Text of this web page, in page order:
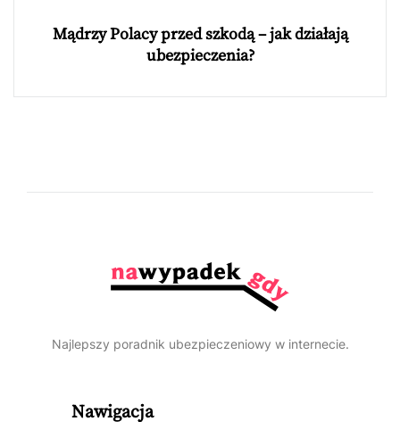
Mądrzy Polacy przed szkodą – jak działają
ubezpieczenia?
Najlepszy poradnik ubezpieczeniowy w internecie.
Nawigacja